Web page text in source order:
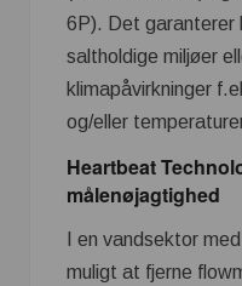
6P). Det garanterer
saltholdige miljøer
klimapåvirkninger
og/eller
Heartbeat
målenøjagtighed
I en vandsektor
muligt at fjerne